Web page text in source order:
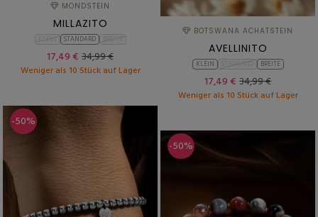
MONDSTEIN
MILLAZITO
STANDARD
17,49 € 34,99 €
Weniger als 10 Stück auf Lager
BOTSWANA ACHATSTEIN
AVELLINITO
KLEIN BREITE
17,49 € 34,99 €
Weniger als 10 Stück auf Lager
-50%
-50%